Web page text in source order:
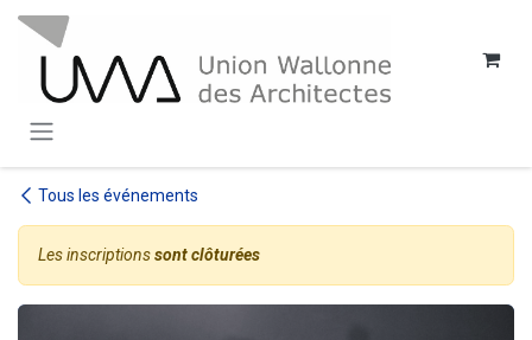
Tous les événements
Les inscriptionssont clôturées